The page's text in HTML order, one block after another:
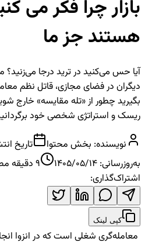
بازار چرا فکر می
هستند جز ما
آیا حس می‌کنید در ترید درجا
دیگران در فضای مجازی، قاتل نظم
بگیرید چطور از «تله مقایسه» خارج
ریسک و استراتژی شخصی خود
نویسنده: بخش محتوا تاریخ
به‌روزرسانی: 1405/05/14
9 دقیقه
اشتراک‌گذاری:
کپی لینک
معامله‌گری شغلی است که در انزوا